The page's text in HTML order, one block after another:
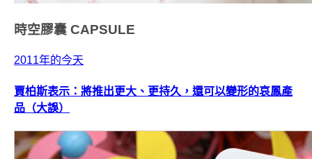
時空膠囊 CAPSULE
2011年的今天
賈柏斯表示：將推出更大、更持久，還可以變形的哀鳳產
品（大誤）